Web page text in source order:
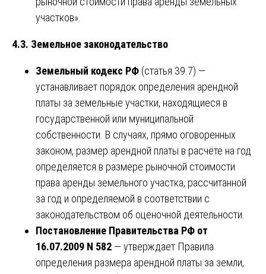
участков».
4.3. Земельное законодательство
Земельный кодекс РФ (статья 39.7) —
устанавливает порядок определения арендной
платы за земельные участки, находящиеся в
государственной или муниципальной
собственности. В случаях, прямо оговоренных
законом, размер арендной платы в расчёте на год
определяется в размере рыночной стоимости
права аренды земельного участка, рассчитанной
за год и определяемой в соответствии с
законодательством об оценочной деятельности.
Постановление Правительства РФ от
16.07.2009 N 582 — утверждает Правила
определения размера арендной платы за земли,